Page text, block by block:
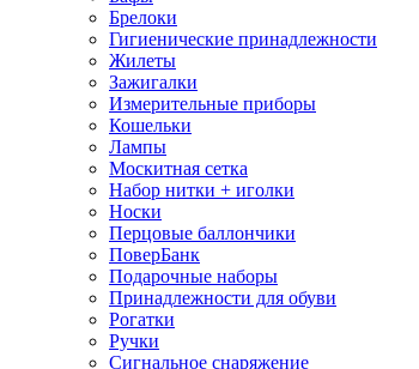
Брелоки
Гигиенические принадлежности
Жилеты
Зажигалки
Измерительные приборы
Кошельки
Лампы
Москитная сетка
Набор нитки + иголки
Носки
Перцовые баллончики
ПоверБанк
Подарочные наборы
Принадлежности для обуви
Рогатки
Ручки
Сигнальное снаряжение